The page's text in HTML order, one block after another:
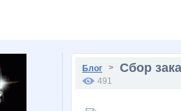
Блог > Сбор
491